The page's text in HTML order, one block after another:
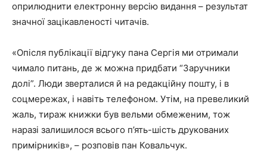
оприлюднити електронну версію видання – результат
значної зацікавленості читачів.
«Опісля публікації відгуку пана Сергія ми отримали
чимало питань, де ж можна придбати “Заручники
долі”. Люди зверталися й на редакційну пошту, і в
соцмережах, і навіть телефоном. Утім, на превеликий
жаль, тираж книжки був вельми обмеженим, тож
наразі залишилося всього п’ять-шість друкованих
примірників», – розповів пан Ковальчук.